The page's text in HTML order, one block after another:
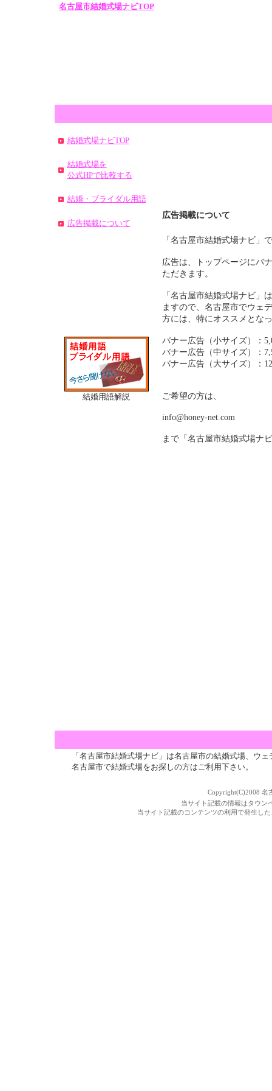
名古屋市結婚式場ナビTOP
結婚式場ナビTOP
結婚式場を
公式HPで比較する
結婚・ブライダル用語
広告掲載について
結婚用語解説
広告掲載について
「名古屋市結婚式場ナビ」
広告は、トップページにバ
ただきます。
「名古屋市結婚式場ナビ」
ますので、名古屋市でウェ
方には、特にオススメとな
バナー広告（小サイズ）：
バナー広告（中サイズ）：
バナー広告（大サイズ）：
ご希望の方は、
info@honey-net.com
まで「名古屋市結婚式場ナ
「名古屋市結婚式場ナビ」は名古屋市の結婚式場、ウ
名古屋市で結婚式場をお探しの方はご利用下さい。
Copyright(C)2008 名
当サイト記載の情報はタウン
当サイト記載のコンテンツの利用で発生し